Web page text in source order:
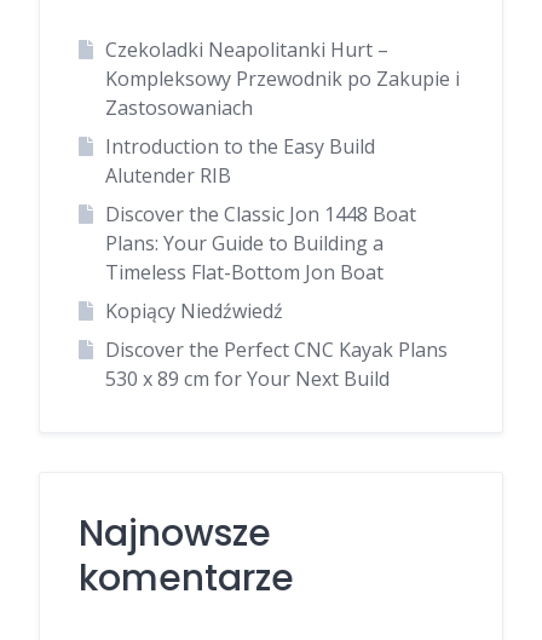
Czekoladki Neapolitanki Hurt –
Kompleksowy Przewodnik po Zakupie i
Zastosowaniach
Introduction to the Easy Build
Alutender RIB
Discover the Classic Jon 1448 Boat
Plans: Your Guide to Building a
Timeless Flat-Bottom Jon Boat
Kopiący Niedźwiedź
Discover the Perfect CNC Kayak Plans
530 x 89 cm for Your Next Build
Najnowsze
komentarze